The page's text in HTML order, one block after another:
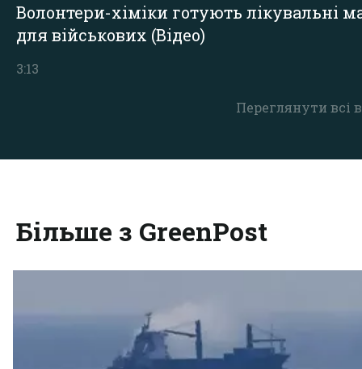
Переглянути всі
Волонтери-хіміки готують лікувальні
для військових (Відео)
3:13
Більше з GreenPost